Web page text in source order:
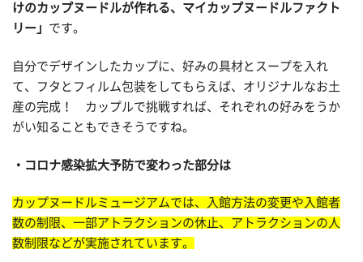
けのカップヌードルが作れる、マイカップヌードルファクト
リー」 です。
自分でデザインしたカップに、好みの具材とスープを入れ
て、フタとフィルム包装をしてもらえば、オリジナルなお土
産の完成！ カップルで挑戦すれば、それぞれの好みをうか
がい知ることもできそうですね。
コロナ感染拡大予防で変わった部分は
カップヌードルミュージアムでは、入館方法の変更や入館者
数の制限、一部アトラクションの休止、アトラクションの人
数制限などが実施されています。